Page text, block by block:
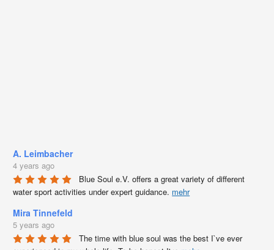
A. Leimbacher
4 years ago
Blue Soul e.V. offers a great variety of different
water sport activities under expert guidance. mehr
Mira Tinnefeld
5 years ago
The time with blue soul was the best I`ve ever